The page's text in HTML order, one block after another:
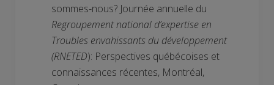
sommes-nous? Journée annuelle du
Regroupement national d’expertise en
Troubles envahissants du développement
(RNETED): Perspectives québécoises et
connaissances récentes, Montréal,